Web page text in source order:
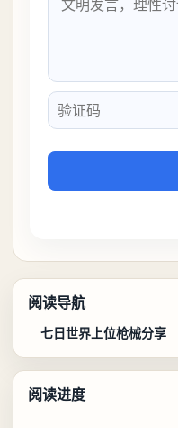
验证码
阅读导航
七日世界上位枪械分享
阅读进度